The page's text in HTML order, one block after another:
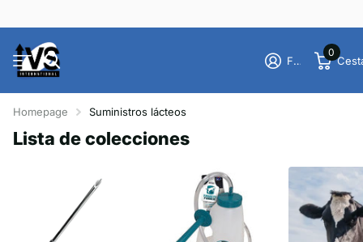
Firme en el registro
0
Homepage Suministros lácteos
Lista de colecciones